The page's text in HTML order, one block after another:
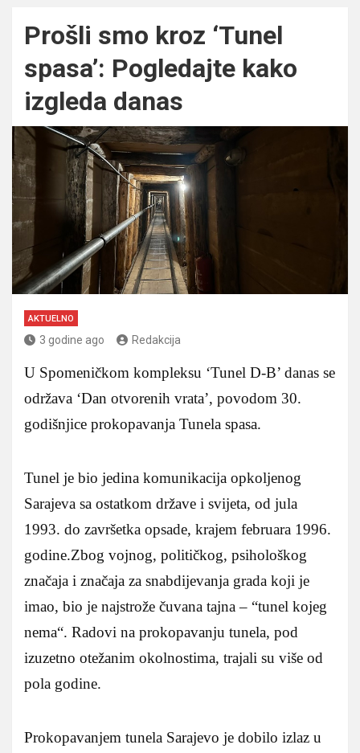
Prošli smo kroz ‘Tunel
spasa’: Pogledajte kako
izgleda danas
AKTUELNO
3 godine ago Redakcija
U Spomeničkom kompleksu ‘Tunel D-B’ danas se
održava ‘Dan otvorenih vrata’, povodom 30.
godišnjice prokopavanja Tunela spasa.
Tunel je bio jedina komunikacija opkoljenog
Sarajeva sa ostatkom države i svijeta, od jula
1993. do završetka opsade, krajem februara 1996.
godine.Zbog vojnog, političkog, psihološkog
značaja i značaja za snabdijevanja grada koji je
imao, bio je najstrože čuvana tajna – “tunel kojeg
nema“. Radovi na prokopavanju tunela, pod
izuzetno otežanim okolnostima, trajali su više od
pola godine.
Prokopavanjem tunela Sarajevo je dobilo izlaz u